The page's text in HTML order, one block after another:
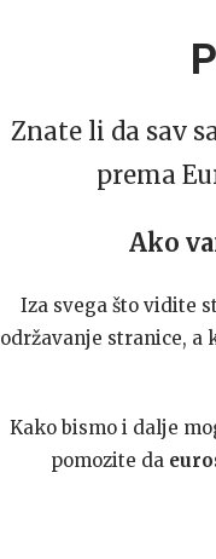
Znate li da sav
prema
Ako
Iza svega što vidite
održavanje stranice, a
Kako bismo i dalje
pomozite da